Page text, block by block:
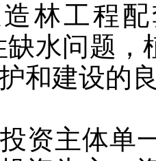
林工程
缺水问题
和建设的
主体单一